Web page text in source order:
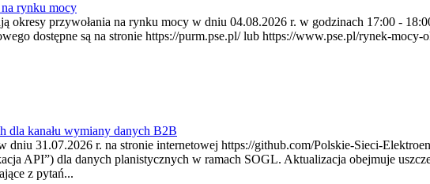
rynku mocy
okresy przywołania na rynku mocy w dniu 04.08.2026 r. w godzinach 17:00 -
dostępne są na stronie https://purm.pse.pl/ lub https://www.pse.pl/rynek-
dla kanału wymiany danych B2B
dniu 31.07.2026 r. na stronie internetowej https://github.com/Polskie-Sieci-
API”) dla danych planistycznych w ramach SOGL. Aktualizacja obejmuje
z pytań...